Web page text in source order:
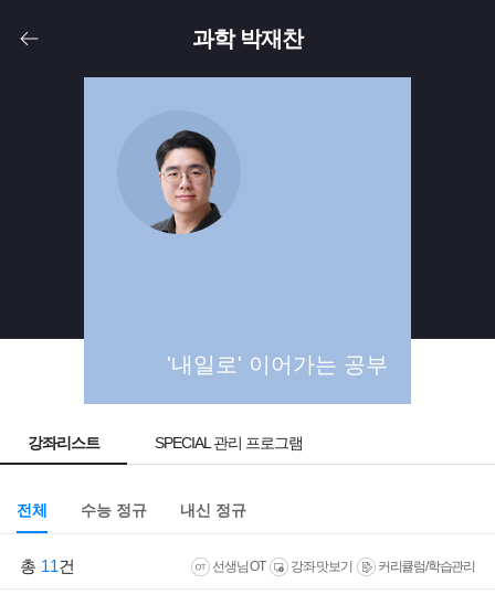
과학 박재찬
'내일로' 이어가는 공부
강좌리스트 SPECIAL 관리 프로그램
전체 수능 정규 내신 정규
총 11건 선생님 OT 강좌 맛보기 커리큘럼/학습관리